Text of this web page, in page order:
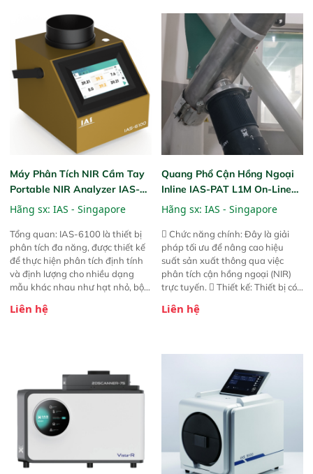
trước đó. Nhưng so với các phiên
bản trước, FPA touch! nhỏ hơn và
nhẹ hơn đáng kể, đồng thời được
nâng cấp với các tính năng mới.
trước đó. Nhưng so với các phiên
bản trước, FPA touch! nhỏ hơn và
nhẹ hơn đáng kể, đồng thời được
nâng cấp với các tính năng mới.
Máy Phân Tích NIR Cầm Tay
Portable NIR Analyzer IAS-
6100
Hãng sx: IAS - Singapore
Tổng quan: IAS-6100 là thiết bị
phân tích đa năng, được thiết kế
để thực hiện phân tích định tính
và định lượng cho nhiều dạng
mẫu khác nhau như hạt nhỏ, bột,
này cho phép bất kỳ ai cũng có
thức ăn chăn nuôi, nguyên liệu
thực phẩm, nông sản,..
Liên hệ
Quang Phổ Cận Hồng Ngoại
Inline IAS-PAT L1M On-Line
NIR
Hãng sx: IAS - Singapore
 Chức năng chính: Đây là giải
pháp tối ưu để nâng cao hiệu
suất sản xuất thông qua việc
phân tích cận hồng ngoại (NIR)
trực tuyến.  Thiết kế: Thiết bị có
hỗ trợ tản nhiệt tăng cường và đã
năng theo dõi thông số theo thời
gian thực và trực quan hóa dữ
liệu để tăng chỉ số ROI cho doanh
Liên hệ